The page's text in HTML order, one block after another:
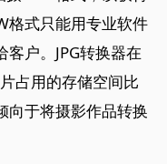
格式只能用专业软件
户。JPG转换器在
占用的存储空间比
向于将摄影作品转换